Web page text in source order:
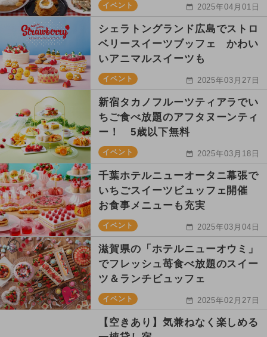
イベント 2025年04月01日
シェラトングランド広島でストロ
ベリースイーツブッフェ かわい
いアニマルスイーツも
イベント 2025年03月27日
新宿タカノフルーツティアラでい
ちご食べ放題のアフタヌーンティ
ー！ 5歳以下無料
イベント 2025年03月18日
千葉ホテルニューオータニ幕張で
いちごスイーツビュッフェ開催
お食事メニューも充実
イベント 2025年03月04日
滋賀県の「ホテルニューオウミ」
でフレッシュ苺食べ放題のスイー
ツ＆ランチビュッフェ
イベント 2025年02月27日
【空きあり】気兼ねなく楽しめる